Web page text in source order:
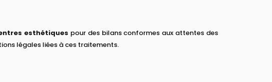
esthétiques pour des bilans conformes aux attentes des
légales liées à ces traitements.